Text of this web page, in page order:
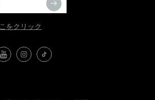
をクリック